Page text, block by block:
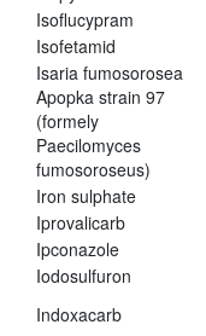
Isoflucypram
Isofetamid
Isaria fumosorosea
Apopka strain 97
(formely
Paecilomyces
fumosoroseus)
Iron sulphate
Iprovalicarb
Ipconazole
Iodosulfuron
Indoxacarb